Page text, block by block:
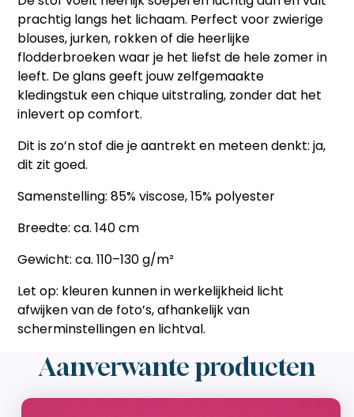
prachtig langs het lichaam. Perfect voor zwierige
blouses, jurken, rokken of die heerlijke
flodderbroeken waar je het liefst de hele zomer in
leeft. De glans geeft jouw zelfgemaakte
kledingstuk een chique uitstraling, zonder dat het
inlevert op comfort.
Dit is zo’n stof die je aantrekt en meteen denkt: ja,
dit zit goed.
Samenstelling: 85% viscose, 15% polyester
Breedte: ca. 140 cm
Gewicht: ca. 110–130 g/m²
Let op: kleuren kunnen in werkelijkheid licht
afwijken van de foto’s, afhankelijk van
scherminstellingen en lichtval.
Aanverwante producten